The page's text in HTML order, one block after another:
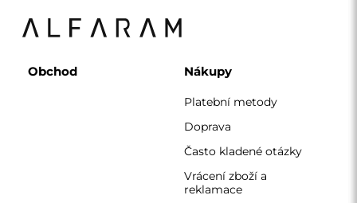
Obchod Nákupy
Platební metody
Doprava
Často kladené otázky
Vrácení zboží a
reklamace